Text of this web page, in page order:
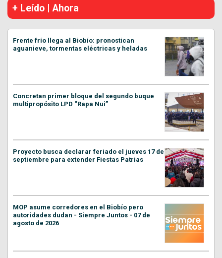
+ Leído | Ahora
Frente frío llega al Biobío: pronostican
aguanieve, tormentas eléctricas y heladas
Concretan primer bloque del segundo buque
multipropósito LPD “Rapa Nui”
Proyecto busca declarar feriado el jueves 17 de
septiembre para extender Fiestas Patrias
MOP asume corredores en el Biobío pero
autoridades dudan - Siempre Juntos - 07 de
agosto de 2026